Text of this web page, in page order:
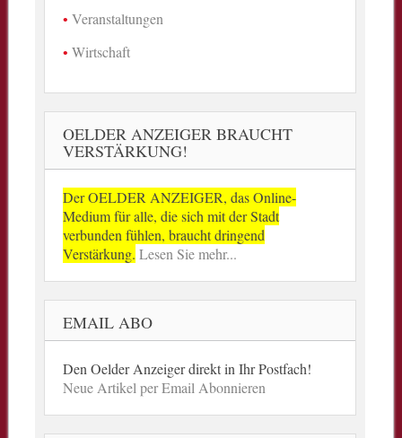
Veranstaltungen
Wirtschaft
OELDER ANZEIGER BRAUCHT
VERSTÄRKUNG!
Der OELDER ANZEIGER, das Online-
Medium für alle, die sich mit der Stadt
verbunden fühlen, braucht dringend
Verstärkung. Lesen Sie mehr...
EMAIL ABO
Den Oelder Anzeiger direkt in Ihr Postfach!
Neue Artikel per Email Abonnieren